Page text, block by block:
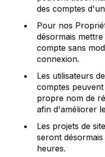
des comptes
Pour nos
désormais
compte sans
connexion.
Les utilisateurs
comptes
propre nom de
afin d'améliorer
Les projets de
seront
heures.